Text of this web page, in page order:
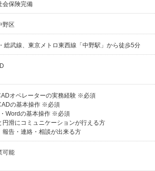
保険完備
野区
総武線、東京メトロ東西線「中野駅」から徒歩5分
オペレーターの実務経験 ※必須
の基本操作 ※必須
Wordの基本操作 ※必須
滑にコミュニケーションが行える方
告・連絡・相談が出来る方
可能